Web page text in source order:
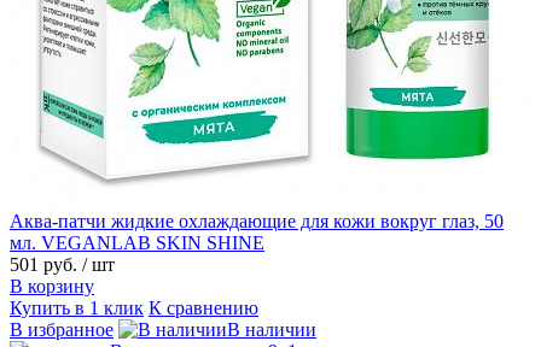
Аква-патчи жидкие охлаждающие для кожи вокруг глаз, 50
мл. VEGANLAB SKIN SHINE
501 руб. / шт
В корзину
Купить в 1 клик К сравнению
В избранное
В наличии